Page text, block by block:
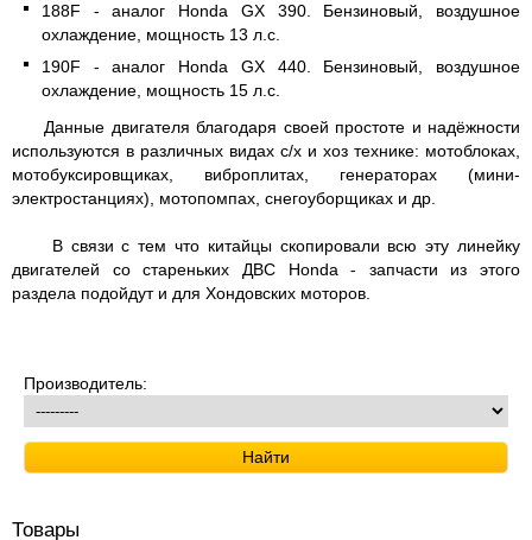
188F - аналог Honda GX 390. Бензиновый, воздушное
охлаждение, мощность 13 л.с.
190F - аналог Honda GX 440. Бензиновый, воздушное
охлаждение, мощность 15 л.с.
Данные двигателя благодаря своей простоте и надёжности
используются в различных видах с/х и хоз технике: мотоблоках,
мотобуксировщиках, виброплитах, генераторах (мини-
электростанциях), мотопомпах, снегоуборщиках и др.
В связи с тем что китайцы скопировали всю эту линейку
двигателей со стареньких ДВС Honda - запчасти из этого
раздела подойдут и для Хондовских моторов.
Производитель:
Товары